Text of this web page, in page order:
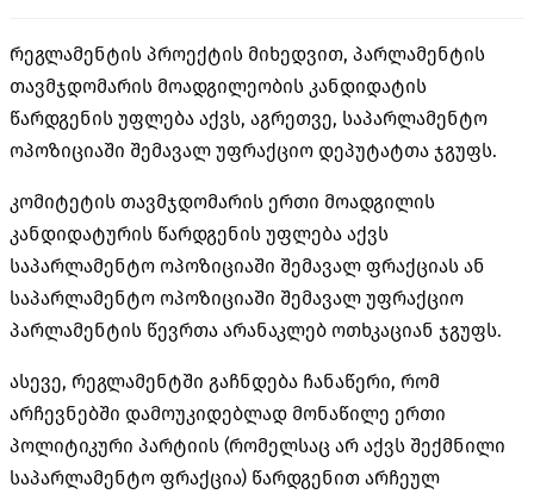
რეგლამენტის პროექტის მიხედვით, პარლამენტის
თავმჯდომარის მოადგილეობის კანდიდატის
წარდგენის უფლება აქვს, აგრეთვე, საპარლამენტო
ოპოზიციაში შემავალ უფრაქციო დეპუტატთა ჯგუფს.
კომიტეტის თავმჯდომარის ერთი მოადგილის
კანდიდატურის წარდგენის უფლება აქვს
საპარლამენტო ოპოზიციაში შემავალ ფრაქციას ან
საპარლამენტო ოპოზიციაში შემავალ უფრაქციო
პარლამენტის წევრთა არანაკლებ ოთხკაციან ჯგუფს.
ასევე, რეგლამენტში გაჩნდება ჩანაწერი, რომ
არჩევნებში დამოუკიდებლად მონაწილე ერთი
პოლიტიკური პარტიის (რომელსაც არ აქვს შექმნილი
საპარლამენტო ფრაქცია) წარდგენით არჩეულ